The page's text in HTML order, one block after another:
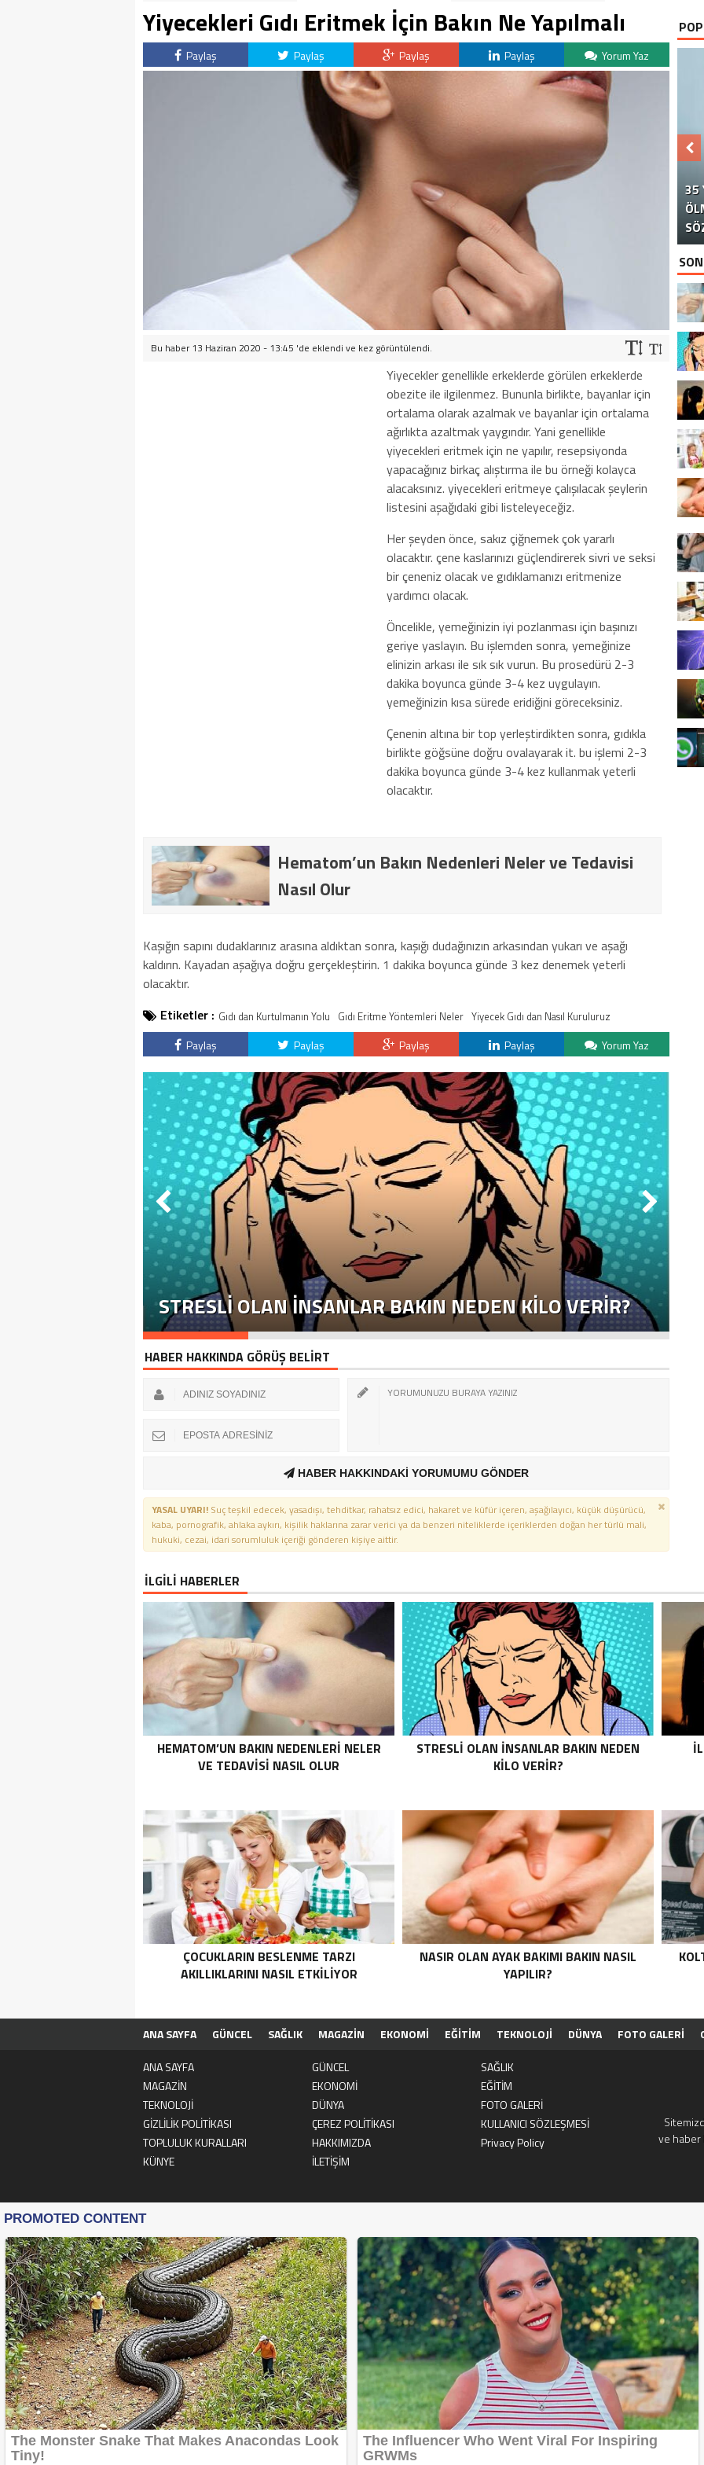
Yiyecekleri Gıdı Eritmek İçin Bakın Ne Yapılmalı
Paylaş Paylaş Paylaş Paylaş Yorum Yaz
Bu haber 13 Haziran 2020 - 13:45 'de eklendi ve kez görüntülendi.
Yiyecekler genellikle erkeklerde görülen erkeklerde
obezite ile ilgilenmez. Bununla birlikte, bayanlar için
ortalama olarak azalmak ve bayanlar için ortalama
ağırlıkta azaltmak yaygındır. Yani genellikle
yiyecekleri eritmek için ne yapılır, resepsiyonda
yapacağınız birkaç alıştırma ile bu örneği kolayca
alacaksınız. yiyecekleri eritmeye çalışılacak şeylerin
listesini aşağıdaki gibi listeleyeceğiz.
Her şeyden önce, sakız çiğnemek çok yararlı
olacaktır. çene kaslarınızı güçlendirerek sivri ve seksi
bir çeneniz olacak ve gıdıklamanızı eritmenize
yardımcı olacak.
Öncelikle, yemeğinizin iyi pozlanması için başınızı
geriye yaslayın. Bu işlemden sonra, yemeğinize
elinizin arkası ile sık sık vurun. Bu prosedürü 2-3
dakika boyunca günde 3-4 kez uygulayın.
yemeğinizin kısa sürede eridiğini göreceksiniz.
Çenenin altına bir top yerleştirdikten sonra, gıdıkla
birlikte göğsüne doğru ovalayarak it. bu işlemi 2-3
dakika boyunca günde 3-4 kez kullanmak yeterli
olacaktır.
Hematom’un Bakın Nedenleri Neler ve Tedavisi
Nasıl Olur
Kaşığın sapını dudaklarınız arasına aldıktan sonra, kaşığı dudağınızın arkasından yukarı ve aşağı
kaldırın. Kayadan aşağıya doğru gerçekleştirin. 1 dakika boyunca günde 3 kez denemek yeterli
olacaktır.
Etiketler : Gıdı dan Kurtulmanın Yolu Gıdı Eritme Yöntemleri Neler Yiyecek Gıdı dan Nasıl Kuruluruz
Paylaş Paylaş Paylaş Paylaş Yorum Yaz
STRESLI OLAN İNSANLAR BAKIN NEDEN KILO VERIR?
HABER HAKKINDA GÖRÜŞ BELİRT
HABER HAKKINDAKİ YORUMUMU GÖNDER
YASAL UYARI! Suç teşkil edecek, yasadışı, tehditkar, rahatsız edici, hakaret ve küfür içeren, aşağılayıcı, küçük düşürücü,
kaba, pornografik, ahlaka aykırı, kişilik haklarına zarar verici ya da benzeri niteliklerde içeriklerden doğan her türlü mali,
hukuki, cezai, idari sorumluluk içeriği gönderen kişiye aittir.
35
İLGİLİ HABERLER
HEMATOM’UN BAKIN NEDENLERI NELER
VE TEDAVISI NASIL OLUR
STRESLI OLAN İNSANLAR BAKIN NEDEN
KILO VERIR?
ÇOCUKLARIN BESLENME TARZI
AKILLIKLARINI NASIL ETKILIYOR
NASIR OLAN AYAK BAKIMI BAKIN NASIL
YAPILIR?
ANA SAYFA GÜNCEL SAĞLIK MAGAZİN EKONOMİ EĞİTİM TEKNOLOJİ DÜNYA FOTO GALERİ
ÇEREZ POLİTİKASI
KULLANICI SÖZLEŞMESİ TOPLULUK KURALLARI HAKKIMIZDA
ANA SAYFA GÜNCEL
SAĞLIK
MAGAZİN
EKONOMİ
EĞİTİM
TEKNOLOJİ
DÜNYA
FOTO GALERİ
GİZLİLİK POLİTİKASI
ÇEREZ POLİTİKASI
KULLANICI SÖZLEŞMESİ
TOPLULUK KURALLARI
HAKKIMIZDA
Privacy Policy
KÜNYE
İLETİŞİM
ve haber